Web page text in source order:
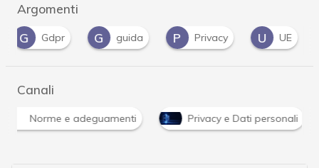
Argomenti
G
Gdpr G guida P Privacy U UE
Canali
Norme e adeguamenti Privacy e Dati personali